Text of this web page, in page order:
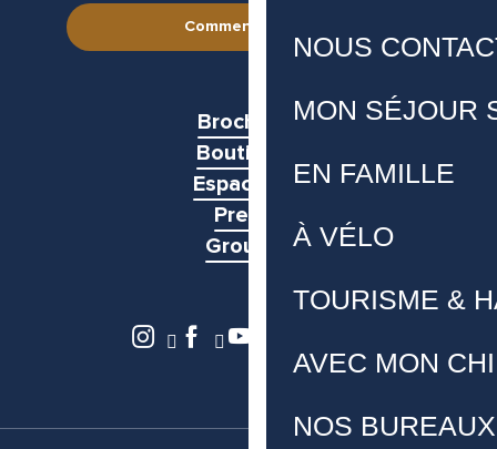
NOUS
MON SÉJOUR
EN FAMILLE
À VÉLO
TOURISME &
AVEC MON
NOS
Comment venir ?
Brochures
Boutiques
Espace pro
Presse
Groupes